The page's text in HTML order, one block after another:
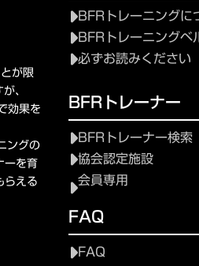
が限
、
効果を
ングの
ーを育
える
BFRトレーニングに
BFRトレーニングベ
必ずお読みください
BFRトレーナー
BFRトレーナー検索
協会認定施設
会員専用
FAQ
FAQ